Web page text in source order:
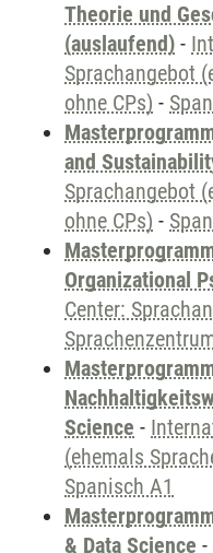
Theorie und
(auslaufend) -
Sprachangebot
ohne CPs) -
and
Sprachangebot
ohne CPs) -
Organizational
Center:
Science -
(ehemals
Spanisch A1
& Data Science -